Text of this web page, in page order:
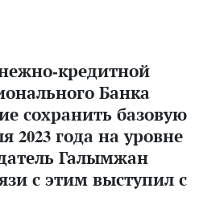
кредитной
Банка
сохранить базовую
2023 года на уровне
Галымжан
с этим выступил с